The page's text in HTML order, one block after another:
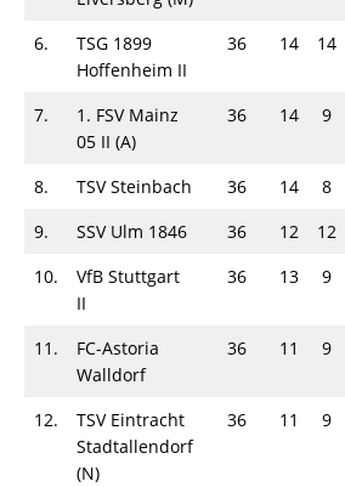
6.
TSG 1899
Hoffenheim II
36 14 14
7.
1. FSV Mainz
05 II (A)
36 14 9
8. TSV Steinbach 36 14 8
9.
SSV Ulm 1846 36 12 12
10.
VfB Stuttgart
II
36 13 9
11.
FC-Astoria
Walldorf
36 11 9
12.
TSV Eintracht
Stadtallendorf
(N)
36 11 9